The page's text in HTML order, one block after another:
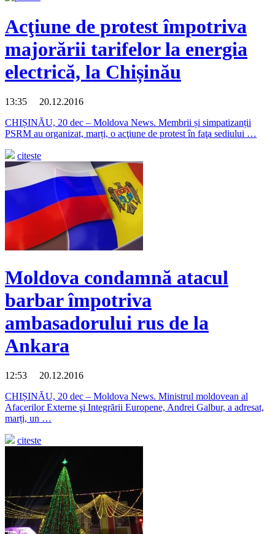
Acţiune de protest împotriva
majorării tarifelor la energia
electrică, la Chișinău
13:35 20.12.2016
CHIȘINĂU, 20 dec – Moldova News. Membrii și simpatizanții
PSRM au organizat, marți, o acţiune de protest în faţa sediului …
citeste
Moldova condamnă atacul
barbar împotriva
ambasadorului rus de la
Ankara
12:53 20.12.2016
CHIȘINĂU, 20 dec – Moldova News. Ministrul moldovean al
Afacerilor Externe şi Integrării Europene, Andrei Galbur, a adresat,
marți, un …
citeste